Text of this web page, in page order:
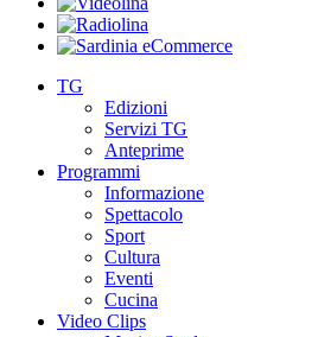
TG
Edizioni
Servizi TG
Anteprime
Programmi
Informazione
Spettacolo
Sport
Cultura
Eventi
Cucina
Video Clips